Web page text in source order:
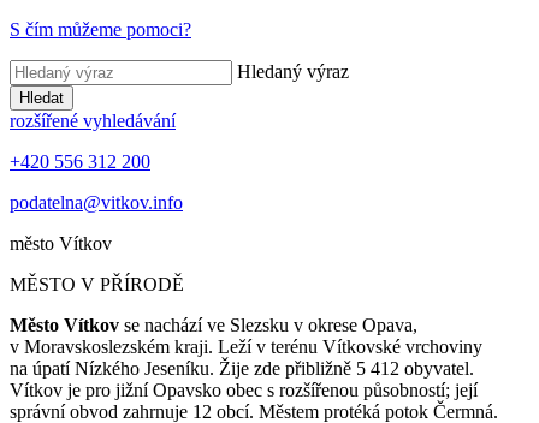
S čím můžeme pomoci?
Hledaný výraz
Hledat
rozšířené vyhledávání
+420 556 312 200
podatelna@vitkov.info
město Vítkov
MĚSTO V PŘÍRODĚ
Město Vítkov se nachází ve Slezsku v okrese Opava,
v Moravskoslezském kraji. Leží v terénu Vítkovské vrchoviny
na úpatí Nízkého Jeseníku. Žije zde přibližně 5 412 obyvatel.
Vítkov je pro jižní Opavsko obec s rozšířenou působností; její
správní obvod zahrnuje 12 obcí. Městem protéká potok Čermná.